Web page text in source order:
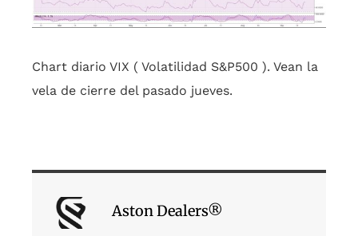
Chart diario VIX ( Volatilidad S&P500 ). Vean la
vela de cierre del pasado jueves.
Aston Dealers®